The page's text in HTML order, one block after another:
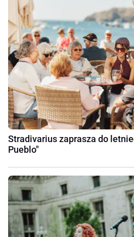
Stradivarius zaprasza do
Pueblo"